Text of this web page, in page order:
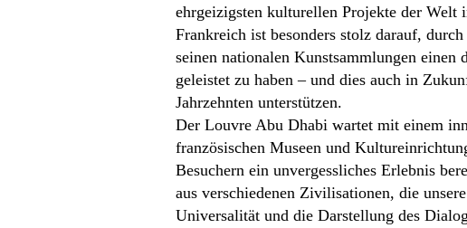
ehrgeizigsten kulturellen Projekte der Welt
Frankreich ist besonders stolz darauf,
seinen nationalen Kunstsammlungen
geleistet zu haben – und dies auch in
Jahrzehnten unterstützen.
Der Louvre Abu Dhabi wartet mit einem
französischen Museen und
Besuchern ein unvergessliches Erlebnis
aus verschiedenen Zivilisationen, die
Universalität und die Darstellung des